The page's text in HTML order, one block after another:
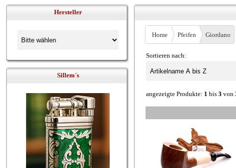
Hersteller
Sillem´s
Home Pfeifen Giordano
Sortieren nach:
angezeigte Produkte: 1 bis 3 von